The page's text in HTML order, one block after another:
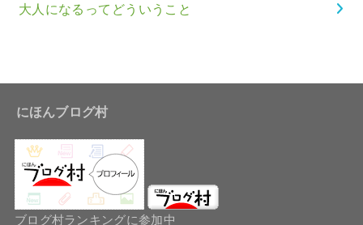
大人になるってどういうこと
にほんブログ村
ブログ村ランキングに参加中